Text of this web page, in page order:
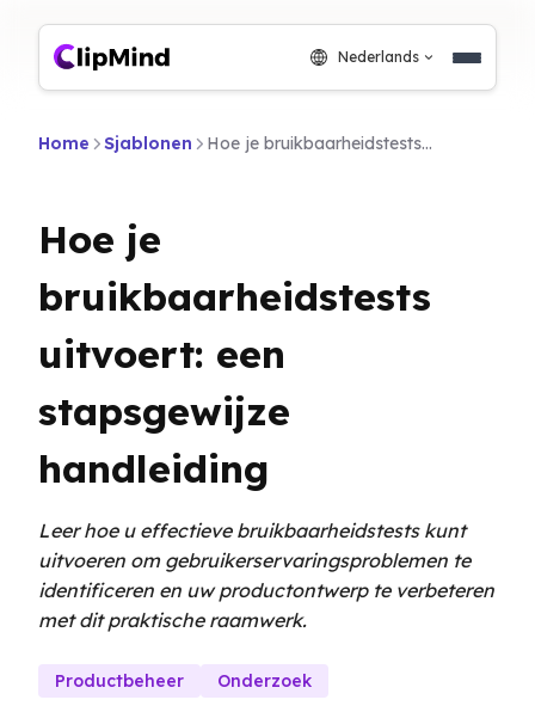
Nederlands
Home Sjablonen Hoe je bruikbaarheidstests uitvoert: een stapsgewijze handleiding
Hoe je
bruikbaarheidstests
uitvoert: een
stapsgewijze
handleiding
Leer hoe u effectieve bruikbaarheidstests kunt
uitvoeren om gebruikerservaringsproblemen te
identificeren en uw productontwerp te verbeteren
met dit praktische raamwerk.
Productbeheer Onderzoek